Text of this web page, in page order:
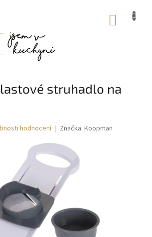
struhadlo na
hodnocení Značka: Koopman